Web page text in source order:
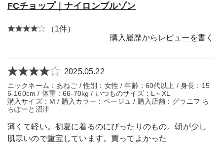
FCチョップ｜ナイロンブルゾン
（1件）
購入履歴からレビューを書く
2025.05.22
ニックネーム：あねご / 性別：女性 / 年齢：60代以上 / 身長：15
6-160cm / 体重：66-70kg / いつものサイズ：L～XL
購入サイズ：M / 購入カラー：ベージュ / 購入店舗：グラニフ ら
らぽーと沼津
薄くて軽い。初夏に着るのにぴったりのもの。朝が少し
肌寒いので重宝しています。買ってよかった